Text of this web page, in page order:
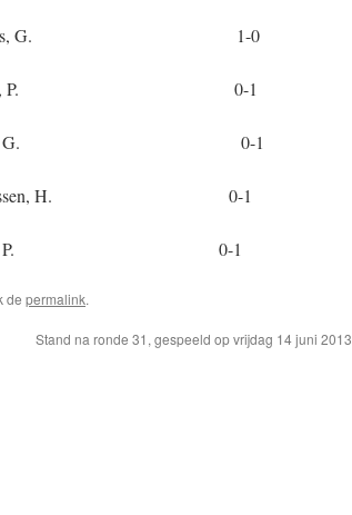
G. 1-0
P. 0-1
G. 0-1
H. 0-1
P. 0-1
de permalink.
Stand na ronde 31, gespeeld op vrijdag 14 juni 2013